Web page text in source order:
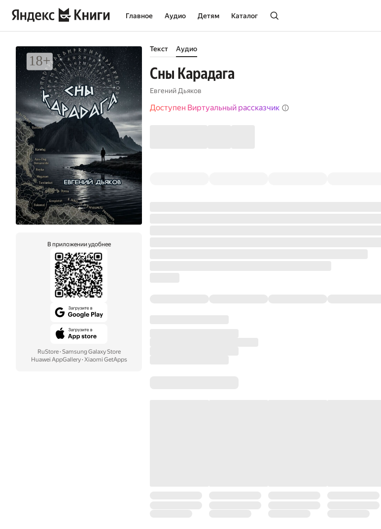
Главное Аудио Детям Каталог
В приложении удобнее
RuStore· Samsung Galaxy Store
Huawei AppGallery· Xiaomi GetApps
Текст Аудио
Сны Карадага
Евгений Дьяков
Доступен Виртуальный рассказчик